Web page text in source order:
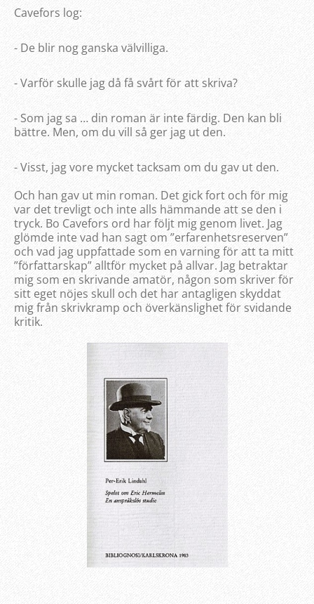
Cavefors log:
- De blir nog ganska välvilliga.
- Varför skulle jag då få svårt för att skriva?
- Som jag sa … din roman är inte färdig. Den kan bli
bättre. Men, om du vill så ger jag ut den.
- Visst, jag vore mycket tacksam om du gav ut den.
Och han gav ut min roman. Det gick fort och för mig
var det trevligt och inte alls hämmande att se den i
tryck. Bo Cavefors ord har följt mig genom livet. Jag
glömde inte vad han sagt om ”erfarenhetsreserven”
och vad jag uppfattade som en varning för att ta mitt
”författarskap” alltför mycket på allvar. Jag betraktar
mig som en skrivande amatör, någon som skriver för
sitt eget nöjes skull och det har antagligen skyddat
mig från skrivkramp och överkänslighet för svidande
kritik.